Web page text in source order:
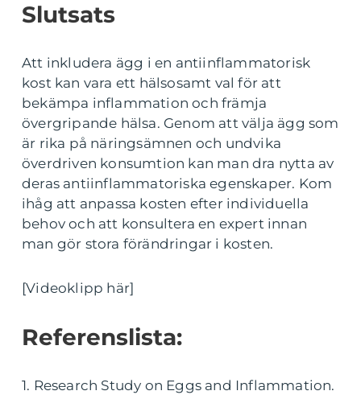
Slutsats
Att inkludera ägg i en antiinflammatorisk
kost kan vara ett hälsosamt val för att
bekämpa inflammation och främja
övergripande hälsa. Genom att välja ägg som
är rika på näringsämnen och undvika
överdriven konsumtion kan man dra nytta av
deras antiinflammatoriska egenskaper. Kom
ihåg att anpassa kosten efter individuella
behov och att konsultera en expert innan
man gör stora förändringar i kosten.
[Videoklipp här]
Referenslista:
1. Research Study on Eggs and Inflammation.